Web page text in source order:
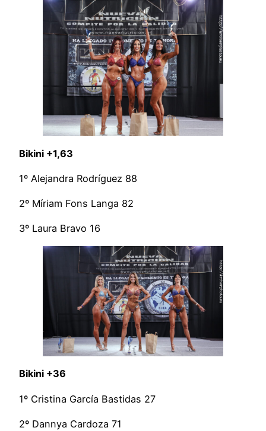
Bikini +1,63
1º Alejandra Rodríguez 88
2º Míriam Fons Langa 82
3º Laura Bravo 16
Bikini +36
1º Cristina García Bastidas 27
2º Dannya Cardoza 71